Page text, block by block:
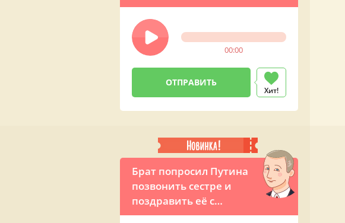
00:00
Хит!
Брат попросил Путина
позвонить сестре и
поздравить её с
международным